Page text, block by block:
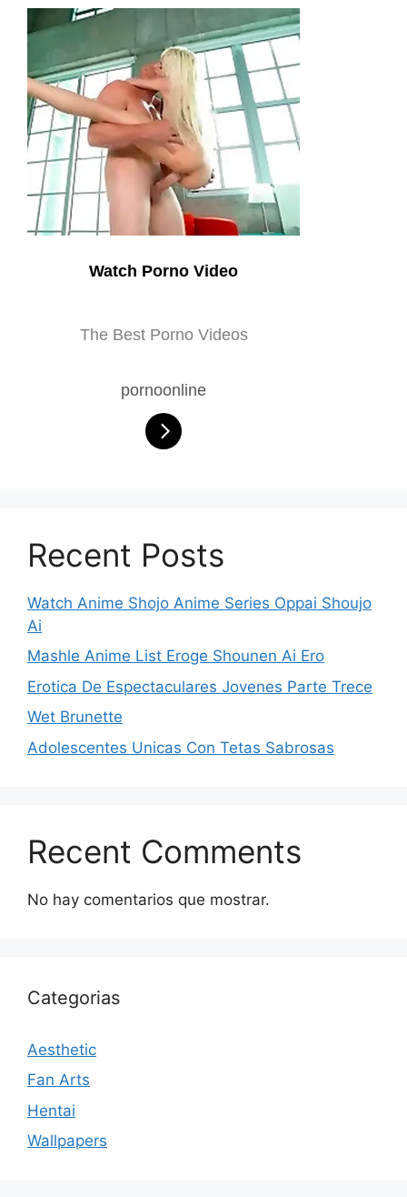
Watch Porno Video
The Best Porno Videos
pornoonline
Recent Posts
Watch Anime Shojo Anime Series Oppai Shoujo
Ai
Mashle Anime List Eroge Shounen Ai Ero
Erotica De Espectaculares Jovenes Parte Trece
Wet Brunette
Adolescentes Unicas Con Tetas Sabrosas
Recent Comments
No hay comentarios que mostrar.
Categorias
Aesthetic
Fan Arts
Hentai
Wallpapers